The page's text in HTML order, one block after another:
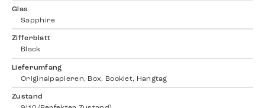
Glas
Sapphire
Zifferblatt
Black
Lieferumfang
Originalpapieren, Box, Booklet, Hangtag
Zustand